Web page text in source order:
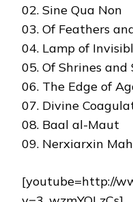
02. Sine Qua Non
03. Of Feathers
04. Lamp of
05. Of Shrines and
06. The Edge of
07. Divine
08. Baal al-Maut
09. Nerxiarxin
[youtube=http://